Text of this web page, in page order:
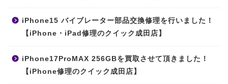
iPhone15 バイブレーター部品交換修理を行いました！
【iPhone・iPad修理のクイック成田店】
iPhone17ProMAX 256GBを買取させて頂きました！
【iPhone修理のクイック成田店】